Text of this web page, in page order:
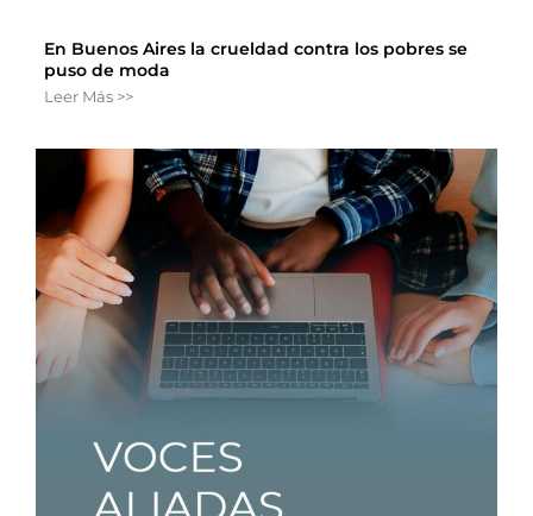
En Buenos Aires la crueldad contra los pobres se
puso de moda
Leer Más >>